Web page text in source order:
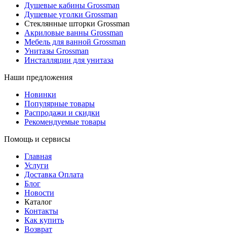
Душевые кабины Grossman
Душевые уголки Grossman
Стеклянные шторки Grossman
Акриловые ванны Grossman
Мебель для ванной Grossman
Унитазы Grossman
Инсталляции для унитаза
Наши предложения
Новинки
Популярные товары
Распродажи и скидки
Рекомендуемые товары
Помощь и сервисы
Главная
Услуги
Доставка Оплата
Блог
Новости
Каталог
Контакты
Как купить
Возврат